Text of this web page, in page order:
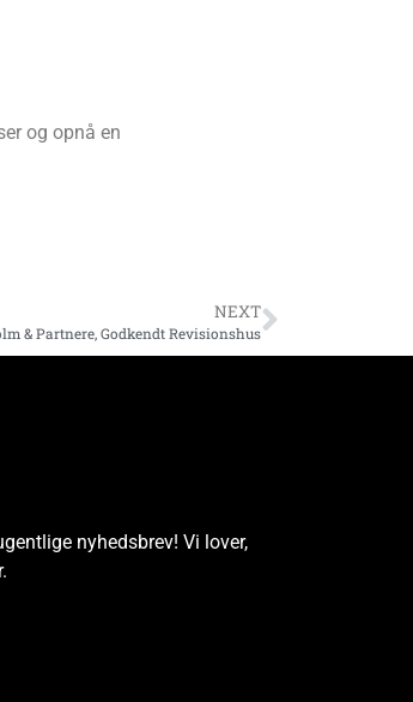
og opnå en
NEXT
& Partnere, Godkendt Revisionshus
nyhedsbrev! Vi lover,